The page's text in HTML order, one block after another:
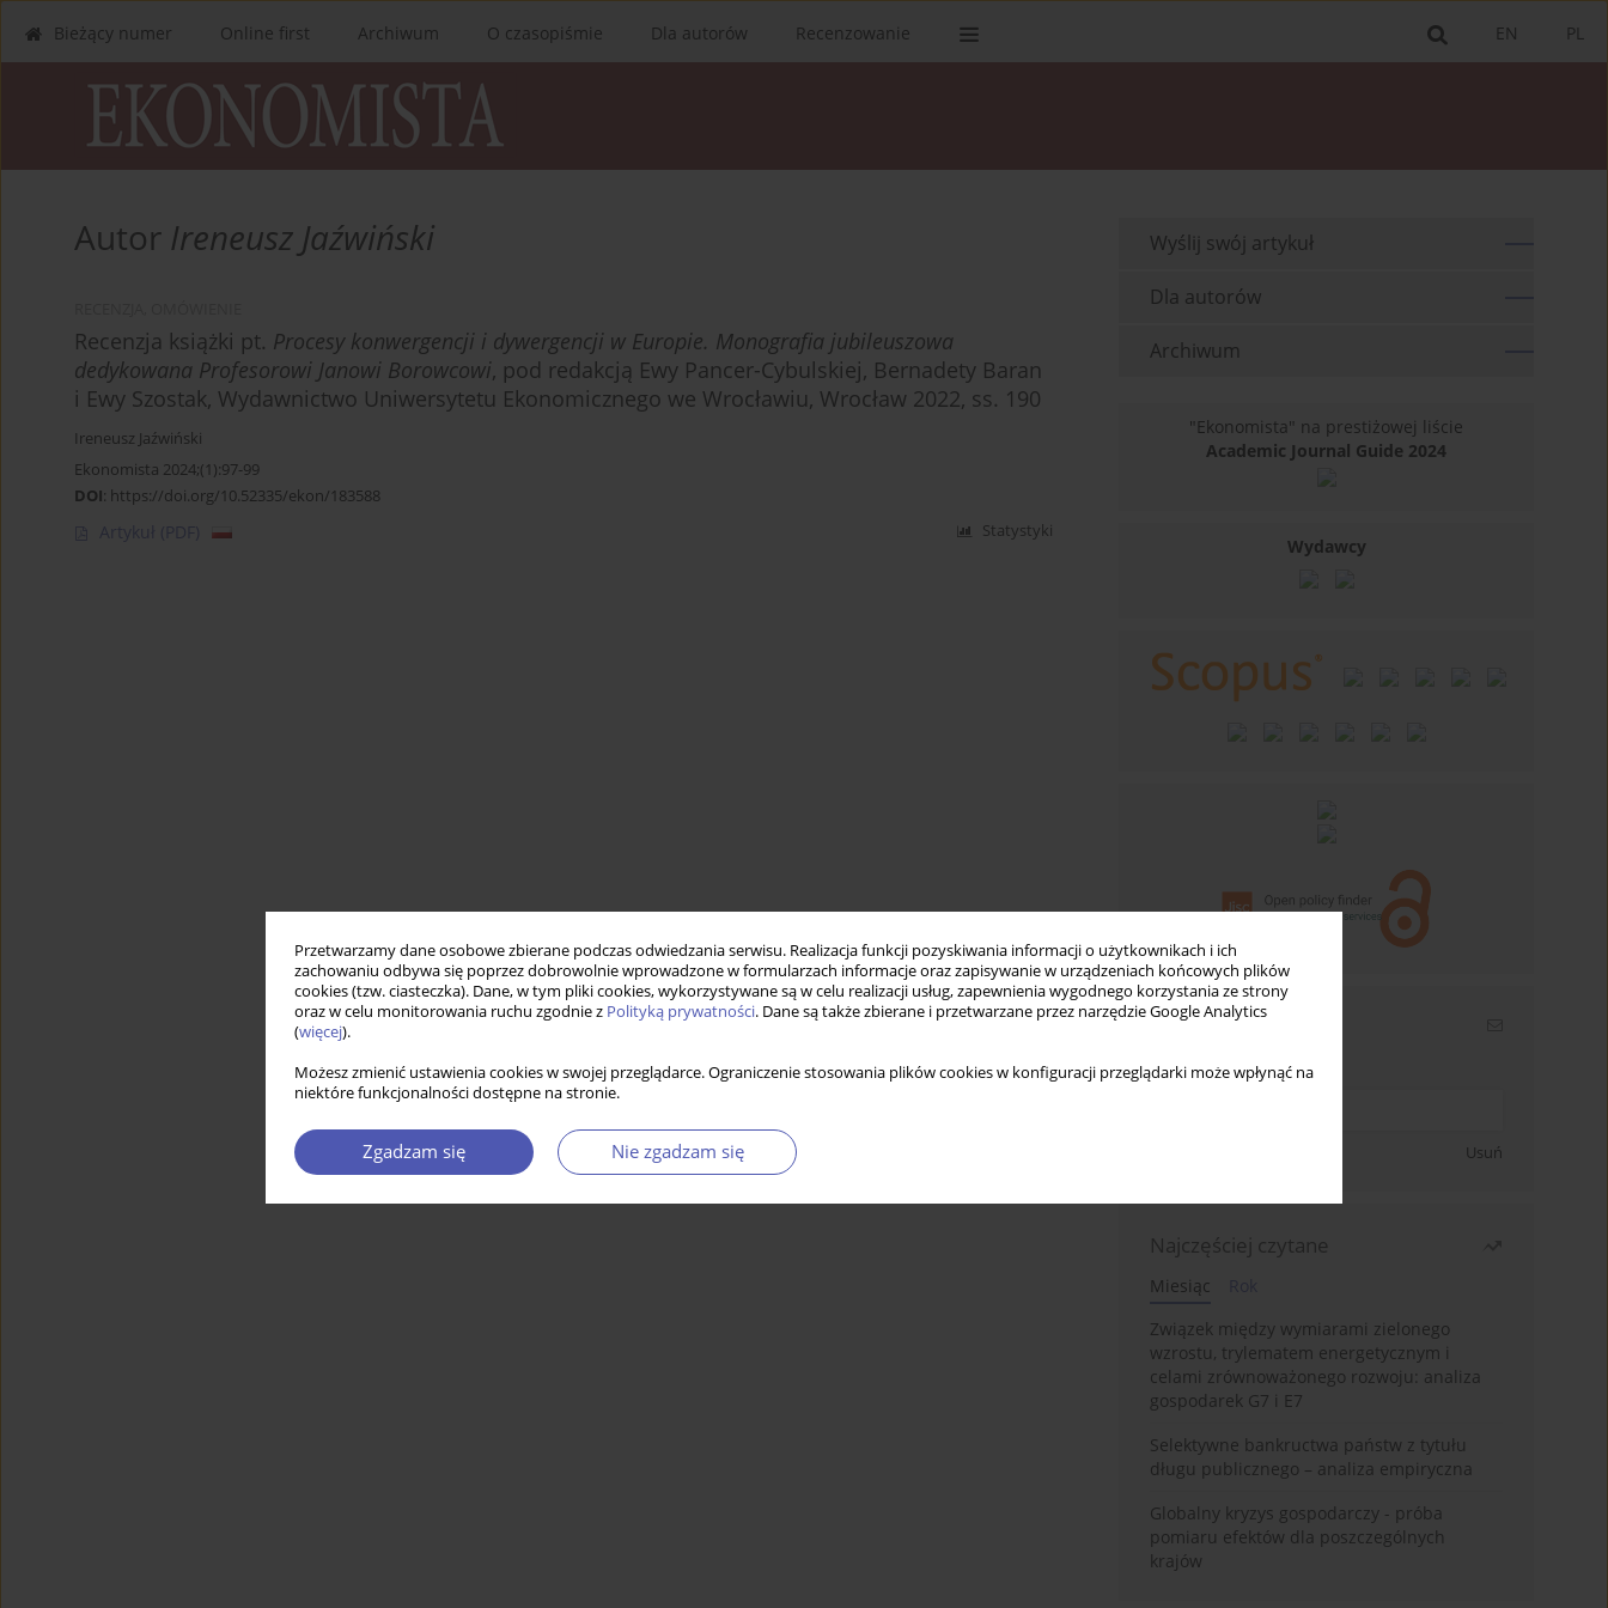
Przetwarzamy dane osobowe zbierane podczas odwiedzania serwisu. Realizacja funkcji pozyskiwania informacji o użytkownikach i ich
zachowaniu odbywa się poprzez dobrowolnie wprowadzone w formularzach informacje oraz zapisywanie w urządzeniach końcowych plików
cookies (tzw. ciasteczka). Dane, w tym pliki cookies, wykorzystywane są w celu realizacji usług, zapewnienia wygodnego korzystania ze strony
oraz w celu monitorowania ruchu zgodnie z Polityką prywatności. Dane są także zbierane i przetwarzane przez narzędzie Google Analytics
(więcej).
Możesz zmienić ustawienia cookies w swojej przeglądarce. Ograniczenie stosowania plików cookies w konfiguracji przeglądarki może wpłynąć na
niektóre funkcjonalności dostępne na stronie.
Zgadzam się Nie zgadzam się
PL
EN
Bieżący numer Online first Archiwum O czasopiśmie Dla autorów Recenzowanie
Autor Ireneusz Jaźwiński
Recenzja książki pt. Procesy konwergencji i dywergencji w Europie. Monografia jubileuszowa
dedykowana Profesorowi Janowi Borowcowi, pod redakcją Ewy Pancer-Cybulskiej, Bernadety Baran
i Ewy Szostak, Wydawnictwo Uniwersytetu Ekonomicznego we Wrocławiu, Wrocław 2022, ss. 190
Ireneusz Jaźwiński
Ekonomista 2024;(1):97-99
DOI: https://doi.org/10.52335/ekon/183588
Artykuł (PDF) Statystyki
Wyślij swój artykuł
Dla autorów
Archiwum
"Ekonomista" na prestiżowej liście
Academic Journal Guide 2024
Wydawcy
Newsletter
Wpisz swój adres email
Usuń
Najczęściej czytane
Miesiąc
Związek między wymiarami zielonego
wzrostu, trylematem energetycznym i
celami zrównoważonego rozwoju: analiza
gospodarek G7 i E7
Selektywne bankructwa państw z tytułu
długu publicznego – analiza empiryczna
Globalny kryzys gospodarczy - próba
pomiaru efektów dla poszczególnych
krajów